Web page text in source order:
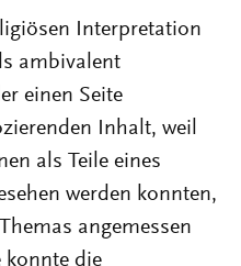
Interpretation
ambivalent
einen Seite
Inhalt, weil
als Teile eines
werden konnten,
angemessen
konnte die